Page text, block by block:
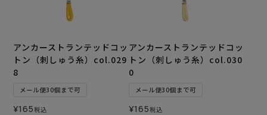
アンカーストランテッドコッ
トン（刺しゅう糸）col.029
8
メール便30個まで可
¥165税込
アンカーストランテッドコッ
トン（刺しゅう糸）col.030
0
メール便30個まで可
¥165税込